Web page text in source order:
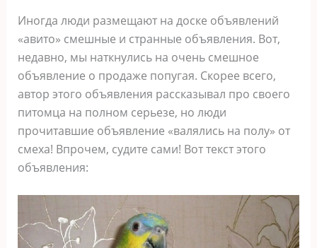
Иногда люди размещают на доске объявлений
«авито» смешные и странные объявления. Вот,
недавно, мы наткнулись на очень смешное
объявление о продаже попугая. Скорее всего,
автор этого объявления рассказывал про своего
питомца на полном серьезе, но люди
прочитавшие объявление «валялись на полу» от
смеха! Впрочем, судите сами! Вот текст этого
объявления: